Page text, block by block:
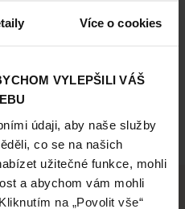
Více o cookies
VYLEPŠILI VÁŠ
údaji, aby naše služby
co se na našich
užitečné funkce, mohli
a abychom vám mohli
na „Povolit vše“